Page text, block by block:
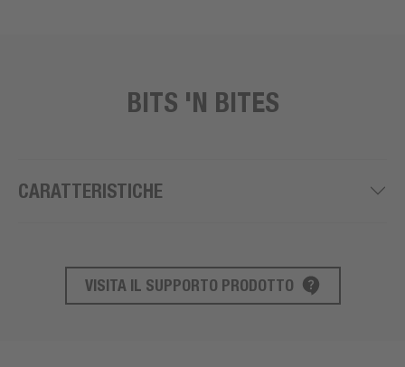
BITS 'N BITES
CARATTERISTICHE
SUPPORTO AL PRODOTTO
VISITA IL SUPPORTO PRODOTTO